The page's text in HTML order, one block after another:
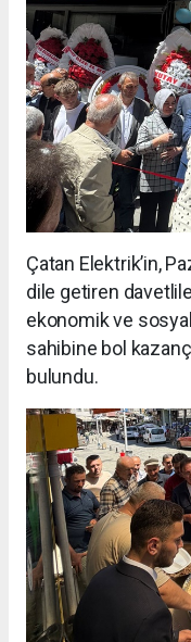
Çatan Elektrik’in,
dile getiren
ekonomik ve
sahibine bol
bulundu.